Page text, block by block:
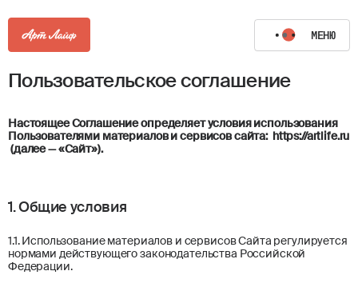
МЕНЮ
Пользовательское соглашение
Настоящее Соглашение определяет условия использования
Пользователями материалов и сервисов сайта: https://artlife.ru
(далее — «Сайт»).
1. Общие условия
1.1. Использование материалов и сервисов Сайта регулируется
нормами действующего законодательства Российской
Федерации.